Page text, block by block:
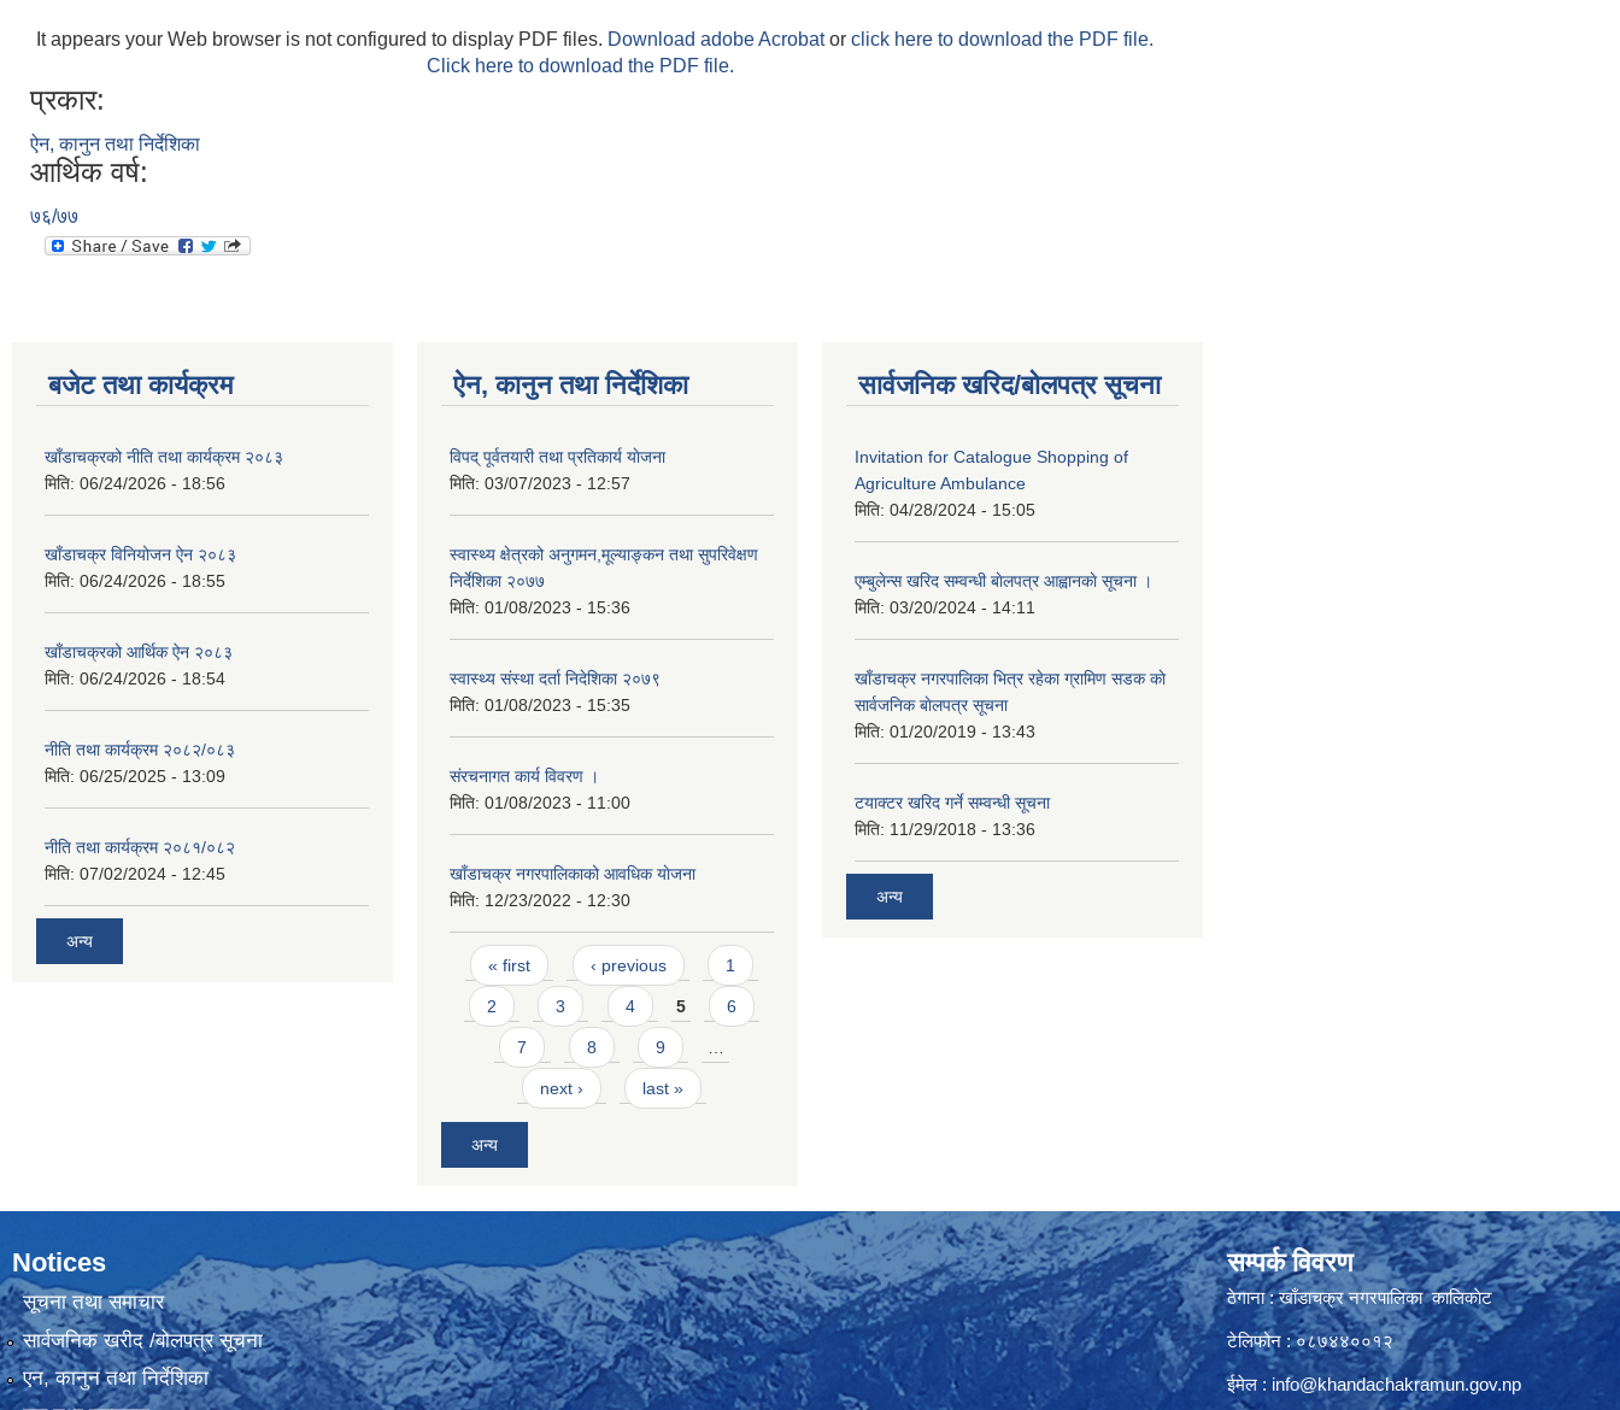
It appears your Web browser is not configured to display PDF files. Download adobe Acrobator click here to download the PDF file.
Click here to download the PDF file.
प्रकार:
ऐन, कानुन तथा निर्देशिका
आर्थिक वर्ष:
७६/७७
बजेट तथा कार्यक्रम
खाँडाचक्रको नीति तथा कार्यक्रम २०८३
मिति: 06/24/2026 - 18:56
खाँडाचक्र विनियोजन ऐन २०८३
मिति: 06/24/2026 - 18:55
खाँडाचक्रको आर्थिक ऐन २०८३
मिति: 06/24/2026 - 18:54
नीति तथा कार्यक्रम २०८२/०८३
मिति: 06/25/2025 - 13:09
नीति तथा कार्यक्रम २०८१/०८२
मिति: 07/02/2024 - 12:45
अन्य
ऐन, कानुन तथा निर्देशिका
विपद् पूर्वतयारी तथा प्रतिकार्य याेजना
मिति: 03/07/2023 - 12:57
स्वास्थ्य क्षेत्रको अनुगमन,मूल्याङ्कन तथा सुपरिवेक्षण
निर्देशिका २०७७
मिति: 01/08/2023 - 15:36
स्वास्थ्य स‌ंस्था दर्ता निदेशिका २०७९
मिति: 01/08/2023 - 15:35
स‌ंरचनागत कार्य विवरण ।
मिति: 01/08/2023 - 11:00
खाँडाचक्र नगरपालिकाको आवधिक याेजना
मिति: 12/23/2022 - 12:30
Pages
« first ‹ previous 1
2 3 4 5 6
7 8 9 …
next › last »
अन्य
सार्वजनिक खरिद/बोलपत्र सूचना
Invitation for Catalogue Shopping of
Agriculture Ambulance
मिति: 04/28/2024 - 15:05
एम्बुलेन्स खरिद सम्वन्धी बाेलपत्र आह्वानकाे सूचना ।
मिति: 03/20/2024 - 14:11
खाँडाचक्र नगरपालिका भित्र रहेका ग्रामिण सडक काे
सार्वजनिक बाेलपत्र सूचना
मिति: 01/20/2019 - 13:43
टयाक्टर खरिद गर्ने सम्वन्धी सूचना
मिति: 11/29/2018 - 13:36
अन्य
Notices
सूचना तथा समाचार
सार्वजनिक खरीद /बोलपत्र सूचना
एन, कानुन तथा निर्देशिका
सम्पर्क विवरण
ठेगाना : खाँडाचक्र नगरपालिका कालिकाेट
टेलिफोन : ०८७४४००१२
ईमेल : info@khandachakramun.gov.np